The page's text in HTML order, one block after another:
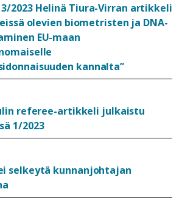
2023 Helinä Tiura-Virran artikkeli
olevien biometristen ja DNA-
EU-maan
kannalta”
referee-artikkeli julkaistu
1/2023
selkeytä kunnanjohtajan